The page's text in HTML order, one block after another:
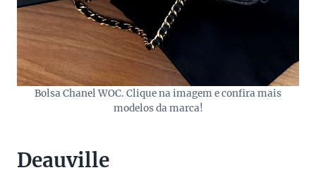
Bolsa Chanel WOC. Clique na imagem e confira mais
modelos da marca!
Deauville